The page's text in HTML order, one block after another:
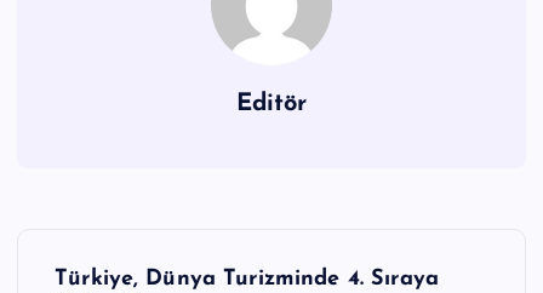
Editör
Türkiye, Dünya Turizminde 4. Sıraya